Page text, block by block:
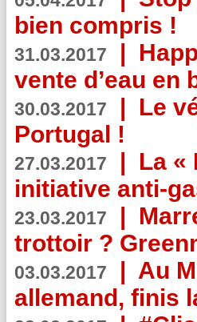
bien compris !
31.03.2017 |
vente d’eau
30.03.2017 | Le
Portugal !
27.03.2017 | La «
initiative anti-
23.03.2017 |
trottoir ?
03.03.2017 | Au
allemand, finis